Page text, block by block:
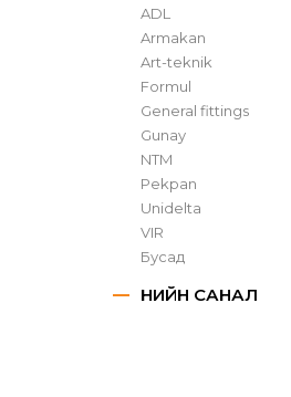
ADL
Armakan
Art-teknik
Formul
General fittings
Gunay
NTM
Pekpan
Unidelta
VIR
Бусад
ҮНИЙН САНАЛ